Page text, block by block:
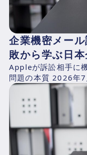
企業機密メー
敗から学ぶ日
Appleが訴訟相手に
問題の本質 2026年
アシステムズエンジ